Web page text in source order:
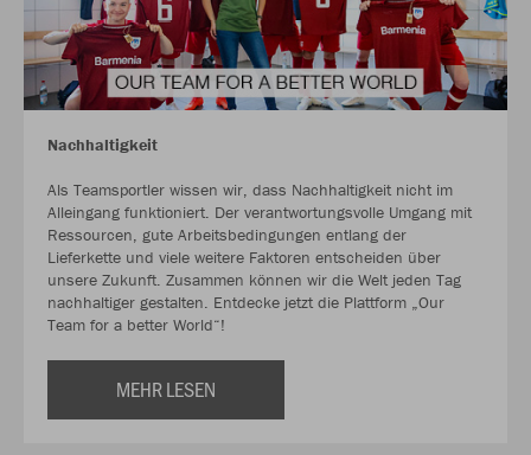
Nachhaltigkeit
Als Teamsportler wissen wir, dass Nachhaltigkeit nicht im
Alleingang funktioniert. Der verantwortungsvolle Umgang mit
Ressourcen, gute Arbeitsbedingungen entlang der
Lieferkette und viele weitere Faktoren entscheiden über
unsere Zukunft. Zusammen können wir die Welt jeden Tag
nachhaltiger gestalten. Entdecke jetzt die Plattform „Our
Team for a better World“!
MEHR LESEN